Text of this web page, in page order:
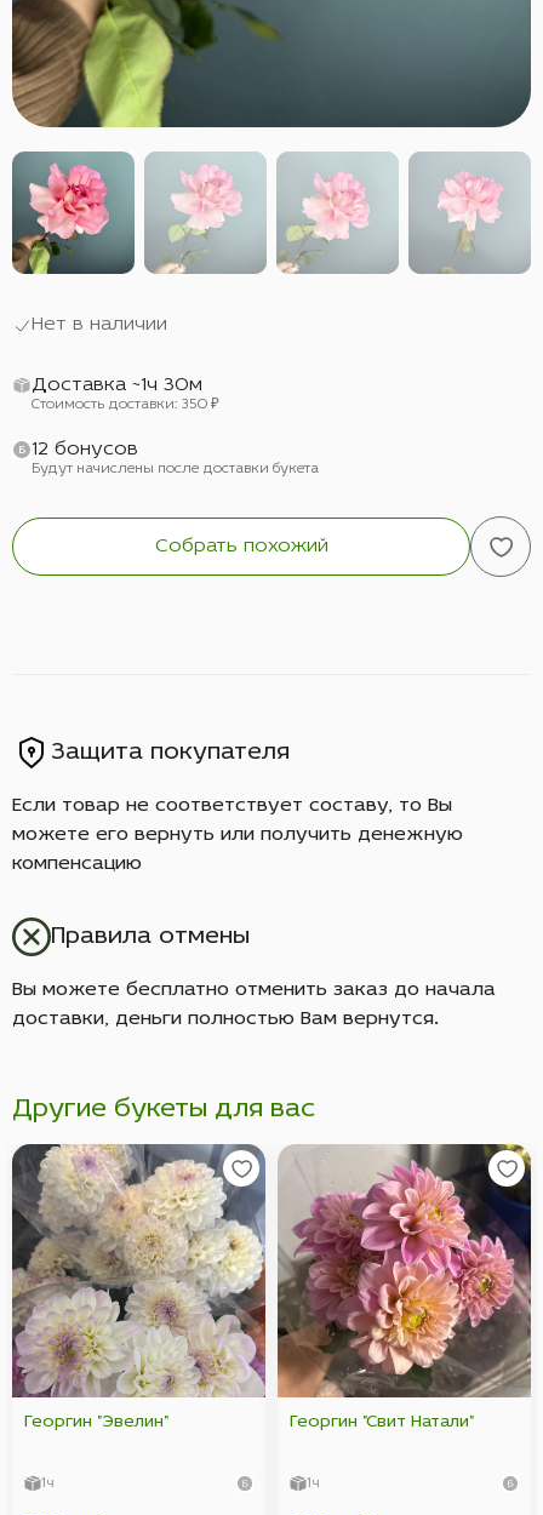
Нет в наличии
Доставка ~1ч 30м
Стоимость доставки: 350 ₽
12 бонусов
Будут начислены после доставки букета
Собрать похожий
Защита покупателя
Если товар не соответствует составу, то Вы
можете его вернуть или получить денежную
компенсацию
Правила отмены
Вы можете бесплатно отменить заказ до начала
доставки, деньги полностью Вам вернутся.
Другие букеты для вас
Георгин "Эвелин"
1ч
Георгин "Свит Натали"
1ч